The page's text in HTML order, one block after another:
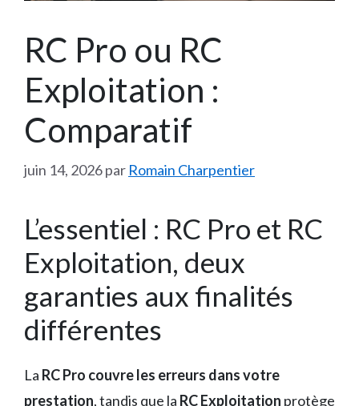
RC Pro ou RC
Exploitation :
Comparatif
juin 14, 2026par Romain Charpentier
L’essentiel : RC Pro et RC
Exploitation, deux
garanties aux finalités
différentes
La RC Pro couvre les erreurs dans votre
prestation, tandis que la RC Exploitation protège